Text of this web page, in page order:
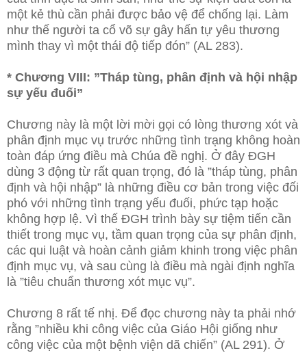
một kẻ thù cần phải được bảo vệ để chống lại. Làm
như thế người ta cổ võ sự gây hấn tự yêu thương
mình thay vì một thái độ tiếp đón” (AL 283).
* Chương VIII: ”Tháp tùng, phân định và hội nhập
sự yếu đuối”
Chương này là một lời mời gọi có lòng thương xót và
phân định mục vụ trước những tình trạng không hoàn
toàn đáp ứng điều mà Chúa đề nghị. Ở đây ĐGH
dùng 3 động từ rất quan trọng, đó là ”tháp tùng, phân
định và hội nhập” là những điều cơ bản trong việc đối
phó với những tình trạng yếu đuối, phức tạp hoặc
không hợp lệ. Vì thế ĐGH trình bày sự tiệm tiến cần
thiết trong mục vụ, tầm quan trọng của sự phân định,
các qui luật và hoàn cảnh giảm khinh trong việc phân
định mục vụ, và sau cùng là điều mà ngài định nghĩa
là ”tiêu chuẩn thương xót mục vụ”.
Chương 8 rất tế nhị. Để đọc chương này ta phải nhớ
rằng ”nhiều khi công việc của Giáo Hội giống như
công việc của một bệnh viện dã chiến” (AL 291). Ở